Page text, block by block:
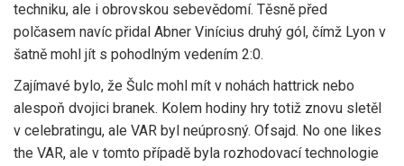
techniku, ale i obrovskou sebevědomí. Těsně před
polčasem navíc přidal Abner Vinícius druhý gól, čímž Lyon v
šatně mohl jít s pohodlným vedením 2:0.
Zajímavé bylo, že Šulc mohl mít v nohách hattrick nebo
alespoň dvojici branek. Kolem hodiny hry totiž znovu sletěl
v celebratingu, ale VAR byl neúprosný. Ofsajd. No one likes
the VAR, ale v tomto případě byla rozhodovací technologie